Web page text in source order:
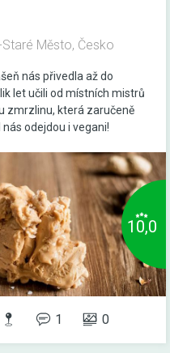
Město, Česko
nás přivedla až do
let učili od místních mistrů
zmrzlinu, která zaručeně
odejdou i vegani!
10,0
1 0